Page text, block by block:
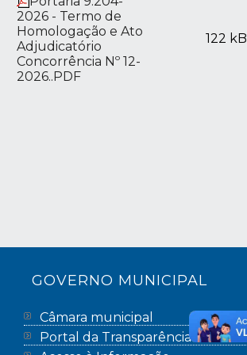
2026 - Termo de
Homologação e Ato
Adjudicatório
Concorrência Nº 12-
2026..PDF
122 kB
GOVERNO MUNICIPAL
Câmara municipal
Portal da Transparência